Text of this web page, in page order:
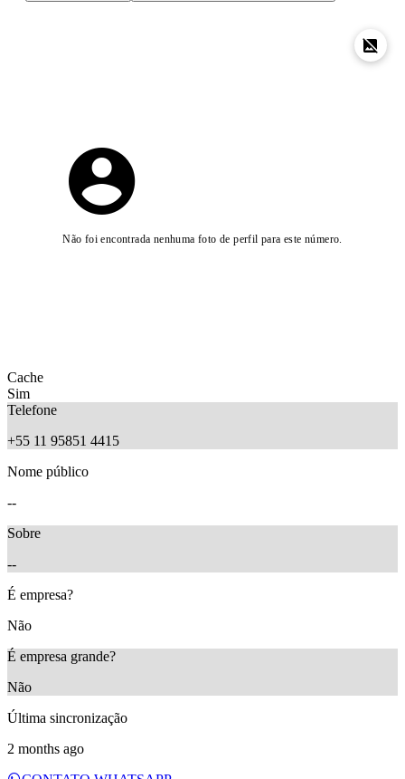
Não foi encontrada nenhuma foto de perfil para este número.
Cache
Sim
Telefone
+55 11 95851 4415
Nome público
--
Sobre
--
É empresa?
Não
É empresa grande?
Não
Última sincronização
2 months ago